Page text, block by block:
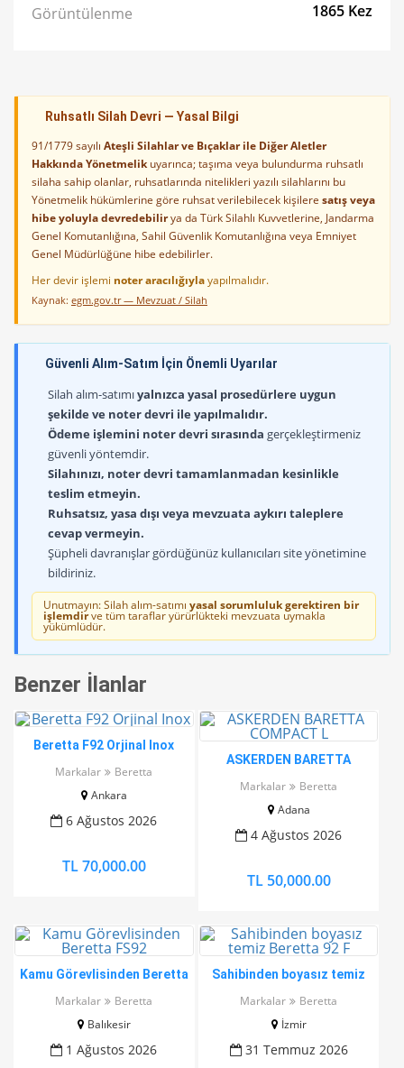
Görüntülenme
1865 Kez
Ruhsatlı Silah Devri — Yasal Bilgi
91/1779 sayılı Ateşli Silahlar ve Bıçaklar ile Diğer Aletler
Hakkında Yönetmelikuyarınca; taşıma veya bulundurma ruhsatlı
silaha sahip olanlar, ruhsatlarında nitelikleri yazılı silahlarını bu
Yönetmelik hükümlerine göre ruhsat verilebilecek kişilere satış veya
hibe yoluyla devredebilirya da Türk Silahlı Kuvvetlerine, Jandarma
Genel Komutanlığına, Sahil Güvenlik Komutanlığına veya Emniyet
Genel Müdürlüğüne hibe edebilirler.
Her devir işlemi noter aracılığıylayapılmalıdır.
Kaynak: egm.gov.tr — Mevzuat / Silah
Güvenli Alım-Satım İçin Önemli Uyarılar
Silah alım-satımıyalnızca yasal prosedürlere uygun
şekilde ve noter devri ile yapılmalıdır.
Ödeme işlemini noter devri sırasında gerçekleştirmeniz
güvenli yöntemdir.
Silahınızı, noter devri tamamlanmadan kesinlikle
teslim etmeyin.
Ruhsatsız, yasa dışı veya mevzuata aykırı taleplere
cevap vermeyin.
Şüpheli davranışlar gördüğünüz kullanıcıları site yönetimine
bildiriniz.
Unutmayın: Silah alım-satımı yasal sorumluluk gerektiren bir
işlemdirve tüm taraflar yürürlükteki mevzuata uymakla
yükümlüdür.
Benzer İlanlar
Beretta F92 Orjinal Inox
Markalar
Beretta
Ankara
6 Ağustos 2026
TL 70,000.00
ASKERDEN BARETTA
Markalar
Beretta
Adana
4 Ağustos 2026
TL 50,000.00
Kamu Görevlisinden Beretta
Markalar
Beretta
Balıkesir
1 Ağustos 2026
Sahibinden boyasız temiz
Markalar
Beretta
İzmir
31 Temmuz 2026